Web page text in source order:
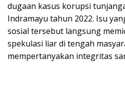
dugaan kasus korupsi
Indramayu tahun 2022. Isu
sosial tersebut langsung
spekulasi liar di tengah
mempertanyakan integritas